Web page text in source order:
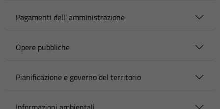
Pagamenti dell' amministrazione
Opere pubbliche
Pianificazione e governo del territorio